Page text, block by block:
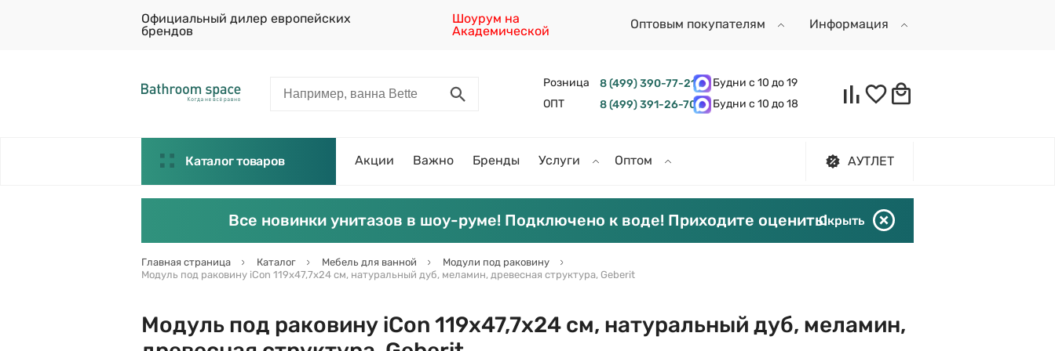
Официальный дилер европейских
брендов
Шоурум на
Академической
Оптовым покупателям Информация
Розница 8 (499) 390-77-21
Будни с 10 до 19
ОПТ
8 (499) 391-26-70 Будни с 10 до 18
Каталог товаров Акции Важно Бренды Услуги Оптом АУТЛЕТ
Все новинки унитазов в шоу-руме! Подключено к воде! Приходите оценить!Скрыть
Главная страница Каталог Мебель для ванной
Модули под раковину
Модуль под раковину iCon 119х47,7х24 см, натуральный дуб, меламин, древесная структура, Geberit
Модуль под раковину iCon 119х47,7х24 см, натуральный дуб, меламин,